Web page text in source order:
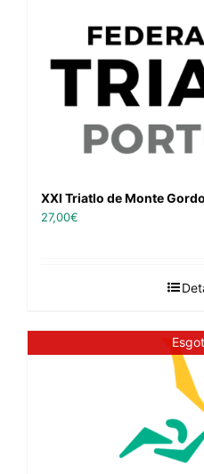
XXI Triatlo de Monte
27,00€